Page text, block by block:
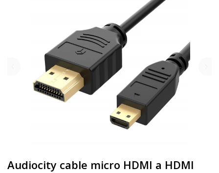
Audiocity cable micro HDMI a HDMI